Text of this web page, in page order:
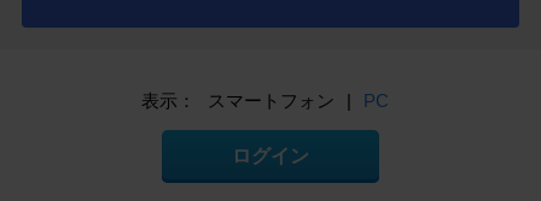
表示： スマートフォン | PC
ログイン